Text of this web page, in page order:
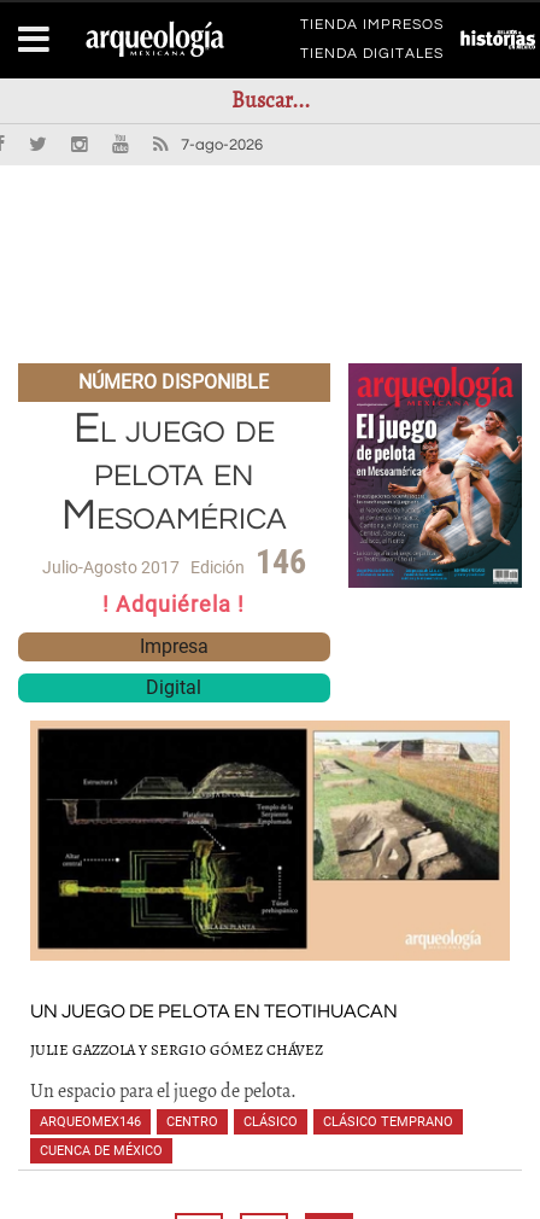
TIENDA IMPRESOS
TIENDA DIGITALES
7-ago-2026
NÚMERO DISPONIBLE
El juego de
pelota en
Mesoamérica
Julio-Agosto 2017 Edición 146
! Adquiérela !
Impresa
Digital
UN JUEGO DE PELOTA EN TEOTIHUACAN
JULIE GAZZOLA Y SERGIO GÓMEZ CHÁVEZ
Un espacio para el juego de pelota.
ARQUEOMEX146 CENTRO CLÁSICO CLÁSICO TEMPRANO
CUENCA DE MÉXICO